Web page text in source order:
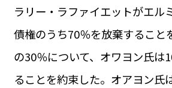
#カルカッソンヌ Carcassonne
#サステ
#フランス生活
#レシピ #ビューティー
#アルザス地方
#フランスの地方 #フロ
ラリー・ラファイエットがエル
債権のうち70％を放棄すること
の30％について、オワヨン氏は
ることを約束した。オアヨン氏